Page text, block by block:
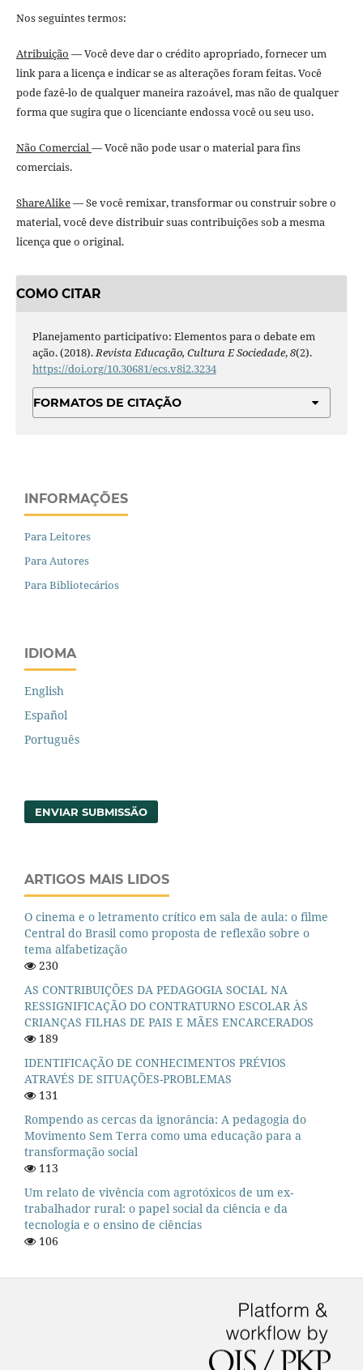
Nos seguintes termos:
Atribuição — Você deve dar o crédito apropriado, fornecer um
link para a licença e indicar se as alterações foram feitas. Você
pode fazê-lo de qualquer maneira razoável, mas não de qualquer
forma que sugira que o licenciante endossa você ou seu uso.
Não Comercial— Você não pode usar o material para fins
comerciais.
ShareAlike— Se você remixar, transformar ou construir sobre o
material, você deve distribuir suas contribuições sob a mesma
licença que o original.
COMO CITAR
Planejamento participativo: Elementos para o debate em
ação. (2018).Revista Educação, Cultura E Sociedade,8(2).
https://doi.org/10.30681/ecs.v8i2.3234
FORMATOS DE CITAÇÃO
INFORMAÇÕES
Para Leitores
Para Autores
Para Bibliotecários
IDIOMA
English
Español
Português
ENVIAR SUBMISSÃO
ARTIGOS MAIS LIDOS
O cinema e o letramento crítico em sala de aula: o filme
Central do Brasil como proposta de reflexão sobre o
tema alfabetização
230
AS CONTRIBUIÇÕES DA PEDAGOGIA SOCIAL NA
RESSIGNIFICAÇÃO DO CONTRATURNO ESCOLAR ÀS
CRIANÇAS FILHAS DE PAIS E MÃES ENCARCERADOS
189
IDENTIFICAÇÃO DE CONHECIMENTOS PRÉVIOS
ATRAVÉS DE SITUAÇÕES-PROBLEMAS
131
Rompendo as cercas da ignorância: A pedagogia do
Movimento Sem Terra como uma educação para a
transformação social
113
Um relato de vivência com agrotóxicos de um ex-
trabalhador rural: o papel social da ciência e da
tecnologia e o ensino de ciências
106